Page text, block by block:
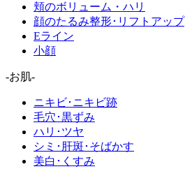
頬のボリューム・ハリ
顔のたるみ整形･リフトアップ
Eライン
小顔
-お肌-
ニキビ･ニキビ跡
毛穴･黒ずみ
ハリ･ツヤ
シミ･肝斑･そばかす
美白･くすみ